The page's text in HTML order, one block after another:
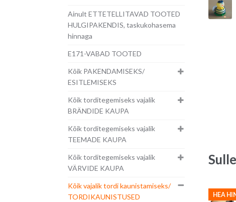
HEA
Ainult ETTETELLITAVAD TOOTED
HULGIPAKENDIS, taskukohasema
hinnaga
E171-VABAD TOOTED
Kõik PAKENDAMISEKS/
ESITLEMISEKS
Kõik torditegemiseks vajalik
BRÄNDIDE KAUPA
Kõik torditegemiseks vajalik
TEEMADE KAUPA
Kõik torditegemiseks vajalik
VÄRVIDE KAUPA
Kõik vajalik tordi kaunistamiseks/
TORDIKAUNISTUSED